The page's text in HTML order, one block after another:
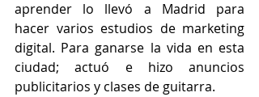
aprender lo llevó a Madrid para
hacer varios estudios de marketing
digital. Para ganarse la vida en esta
ciudad; actuó e hizo anuncios
publicitarios y clases de guitarra.